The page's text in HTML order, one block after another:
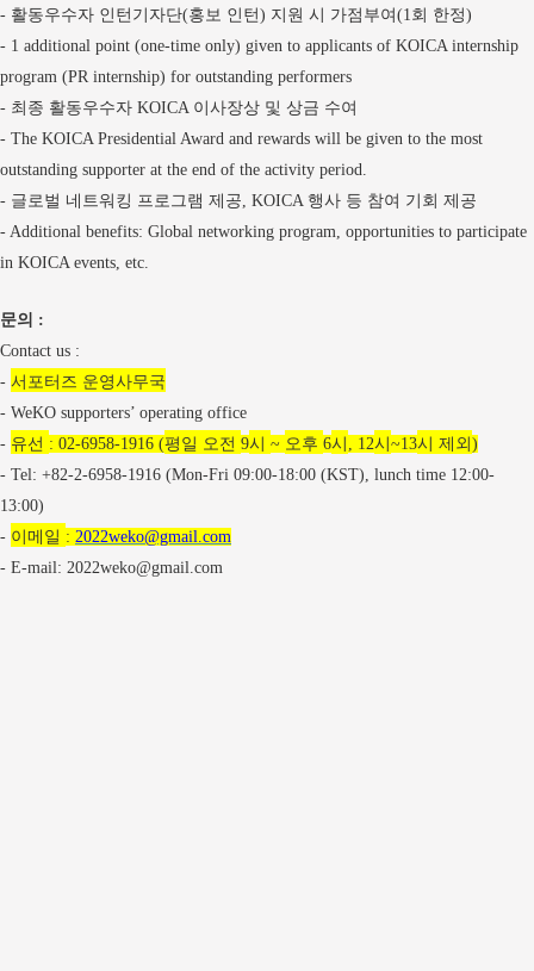
- 활동우수자 인턴기자단(홍보 인턴) 지원 시 가점부여(1회 한정)
- 1 additional point (one-time only) given to applicants of KOICA internship
program (PR internship) for outstanding performers
- 최종 활동우수자 KOICA 이사장상 및 상금 수여
- The KOICA Presidential Award and rewards will be given to the most
outstanding supporter at the end of the activity period.
- 글로벌 네트워킹 프로그램 제공, KOICA 행사 등 참여 기회 제공
- Additional benefits: Global networking program, opportunities to participate
in KOICA events, etc.
문의 :
Contact us :
- 서포터즈 운영사무국
- WeKO supporters’ operating office
- 유선 : 02-6958-1916 (평일 오전 9시 ~ 오후 6시 , 12시~13시 제외)
- Tel: +82-2-6958-1916 (Mon-Fri 09:00-18:00 (KST), lunch time 12:00-
13:00)
- 이메일 : 2022weko@gmail.com
- E-mail: 2022weko@gmail.com